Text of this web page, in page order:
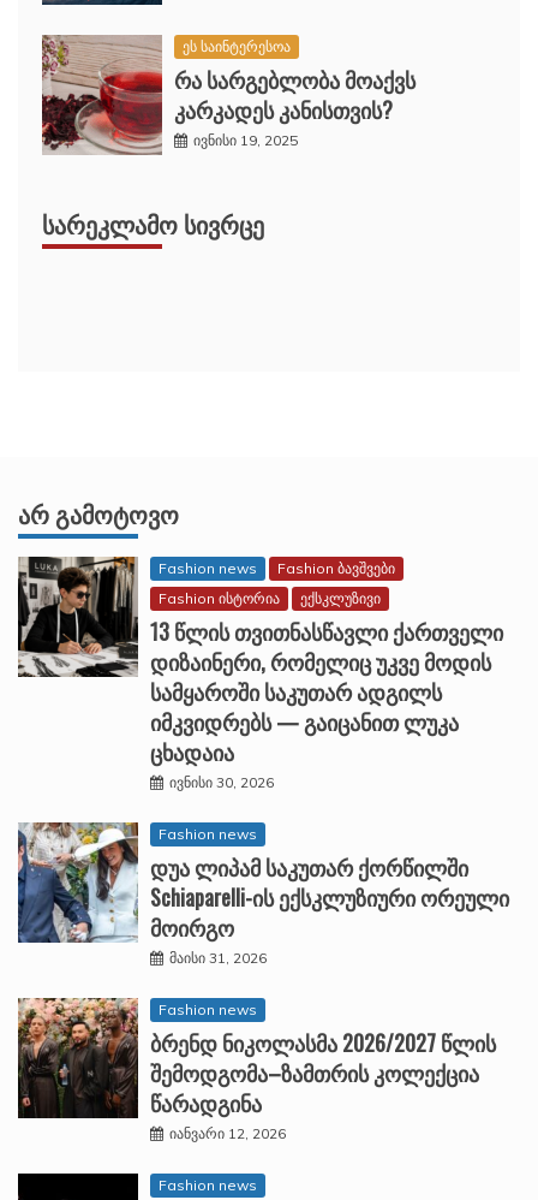
ეს საინტერესოა
რა სარგებლობა მოაქვს
კარკადეს კანისთვის?
ივნისი 19, 2025
ᲡᲐᲠᲔᲙᲚᲐᲛᲝ ᲡᲘᲕᲠᲪᲔ
ᲐᲠ ᲒᲐᲛᲝᲢᲝᲕᲝ
Fashion news
Fashion ბავშვები
Fashion ისტორია
ექსკლუზივი
13 წლის თვითნასწავლი ქართველი
დიზაინერი, რომელიც უკვე მოდის
სამყაროში საკუთარ ადგილს
იმკვიდრებს — გაიცანით ლუკა
ცხადაია
ივნისი 30, 2026
Fashion news
დუა ლიპამ საკუთარ ქორწილში
Schiaparelli-ის ექსკლუზიური ორეული
მოირგო
მაისი 31, 2026
Fashion news
ბრენდ ნიკოლასმა 2026/2027 წლის
შემოდგომა–ზამთრის კოლექცია
წარადგინა
იანვარი 12, 2026
Fashion news